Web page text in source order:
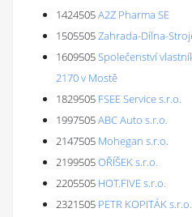
1424505A2Z Pharma SE
1505505Zahrada-Dílna-
1609505Společenství
2170 v Mostě
1829505 FSEE Service s.r.o.
1997505ABC Auto s.r.o.
2147505 Mohegan s.r.o.
2199505OŘÍŠEK s.r.o.
2205505 HOT.FIVE s.r.o.
2321505 PETR KOPITÁK s.r.o.